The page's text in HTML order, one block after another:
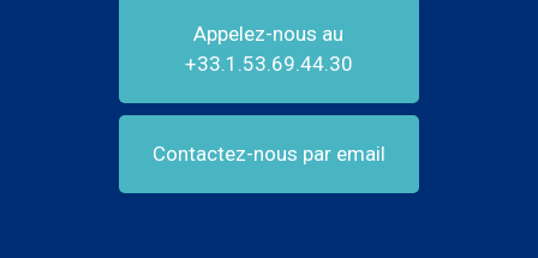
Appelez-nous au
+33.1.53.69.44.30
Contactez-nous par email